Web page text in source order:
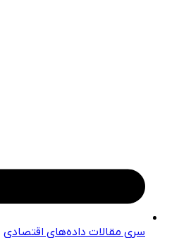
سری مقالات داده‌های اقتصادی